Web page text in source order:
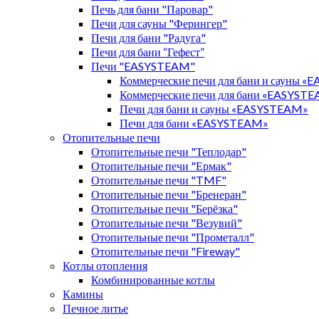
Печь для бани "Паровар"
Печи для сауны "Ферингер"
Печи для бани "Радуга"
Печи для бани “Гефест”
Печи "EASYSTEAM"
Коммерческие печи для бани и сауны
Коммерческие печи для бани
Печи для бани и сауны «EASYSTEAM»
Печи для бани «EASYSTEAM»
Отопительные печи
Отопительные печи "Теплодар"
Отопительные печи "Ермак"
Отопительные печи "TMF"
Отопительные печи "Бренеран"
Отопительные печи "Берёзка"
Отопительные печи "Везувий"
Отопительные печи "Прометалл"
Отопительные печи "Fireway"
Котлы отопления
Комбинированные котлы
Камины
Печное литье